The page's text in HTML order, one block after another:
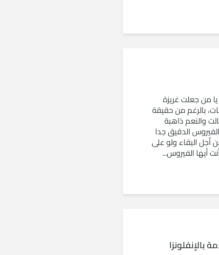
من جعلت غريزة
بالرغم من حقيقة
والنعم ذاهبة
الدقيق جدا
أجل البقاء ولو على
أيها الفيروس...
بالإنفلونزا